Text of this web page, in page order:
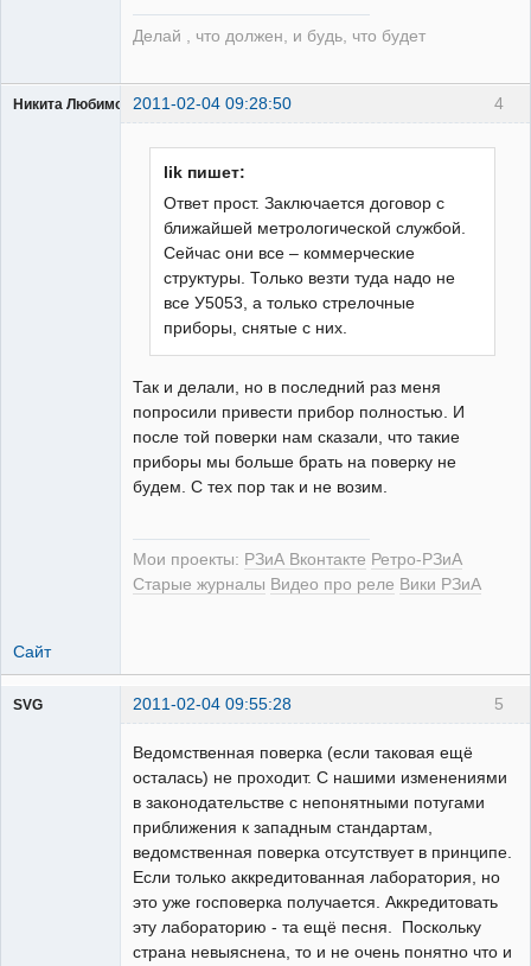
Делай , что должен, и будь, что будет
4
Никита Любимов 2011-02-04 09:28:50
lik пишет:
Ответ прост. Заключается договор с
ближайшей метрологической службой.
Сейчас они все – коммерческие
структуры. Только везти туда надо не
все У5053, а только стрелочные
приборы, снятые с них.
Так и делали, но в последний раз меня
попросили привести прибор полностью. И
после той поверки нам сказали, что такие
приборы мы больше брать на поверку не
будем. С тех пор так и не возим.
Мои проекты: РЗиА Вконтакте Ретро-РЗиА
Старые журналы Видео про реле Вики РЗиА
Сайт
5
SVG 2011-02-04 09:55:28
Ведомственная поверка (если таковая ещё
осталась) не проходит. С нашими изменениями
в законодательстве с непонятными потугами
приближения к западным стандартам,
ведомственная поверка отсутствует в принципе.
Если только аккредитованная лаборатория, но
это уже госповерка получается. Аккредитовать
эту лабораторию - та ещё песня. Поскольку
страна невыяснена, то и не очень понятно что и